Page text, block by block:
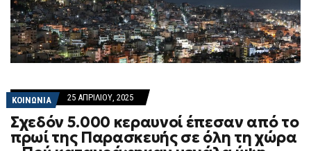
ΚΟΙΝΩΝΙΑ 25 ΑΠΡΙΛΊΟΥ, 2025
Σχεδόν 5.000 κεραυνοί έπεσαν από το
πρωί της Παρασκευής σε όλη τη χώρα